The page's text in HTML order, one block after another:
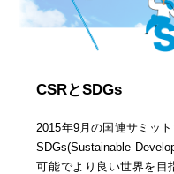
CSRとSDGs
2015年9月の国連サミッ
SDGs(Sustainable
可能でより良い世界を目